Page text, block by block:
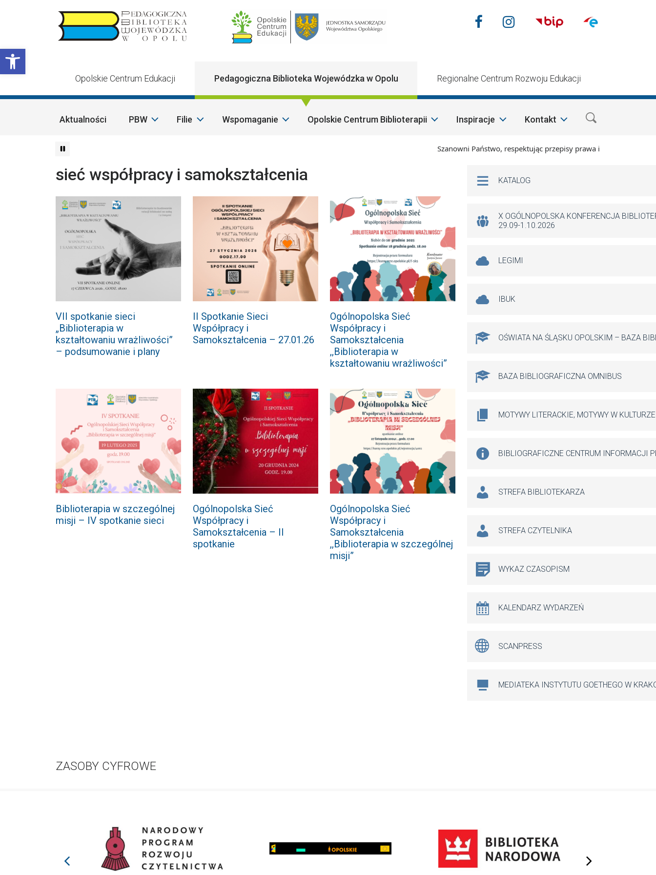
Otwórz pasek narzędzi
Main Navigation
Nasze media
FacebookInstagram
Opolskie Centrum Edukacji Pedagogiczna Biblioteka Wojewódzka w Opolu Regionalne Centrum Rozwoju Edukacji
Aktualności PBW Filie Wspomaganie Opolskie Centrum Biblioterapii Inspiracje Kontakt
Szanowni Państwo, respektując przepisy prawa i mając na
sieć współpracy i samokształcenia
VII spotkanie sieci
„Biblioterapia w
kształtowaniu wrażliwości”
– podsumowanie i plany
II Spotkanie Sieci
Współpracy i
Samokształcenia – 27.01.26
Ogólnopolska Sieć
Współpracy i
Samokształcenia
,,Biblioterapia w
kształtowaniu wrażliwości”
Biblioterapia w szczególnej
misji – IV spotkanie sieci
Ogólnopolska Sieć
Współpracy i
Samokształcenia – II
spotkanie
Ogólnopolska Sieć
Współpracy i
Samokształcenia
,,Biblioterapia w szczególnej
misji”
Na skróty
KATALOG
X OGÓLNOPOLSKA KONFERENCJA
29.09-1.10.2026
LEGIMI
IBUK
OŚWIATA NA ŚLĄSKU OPOLSKIM – BAZA
BAZA BIBLIOGRAFICZNA OMNIBUS
MOTYWY LITERACKIE, MOTYWY W KULTURZE
BIBLIOGRAFICZNE CENTRUM INFORMACJI
STREFA BIBLIOTEKARZA
STREFA CZYTELNIKA
WYKAZ CZASOPISM
KALENDARZ WYDARZEŃ
SCANPRESS
MEDIATEKA INSTYTUTU GOETHEGO W
ZASOBY CYFROWE
prev next